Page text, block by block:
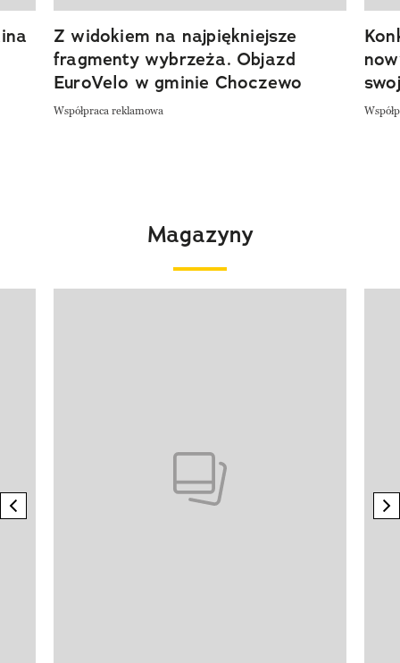
Z widokiem na najpiękniejsze
fragmenty wybrzeża. Objazd
EuroVelo w gminie Choczewo
Współpraca reklamowa
Magazyny
previous element